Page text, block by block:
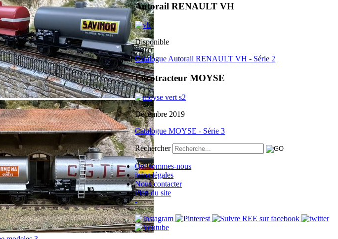
Autorail RENAULT VH
Disponible
Catalogue Autorail RENAULT VH - Série 2
Locotracteur MOYSE
Décembre 2019
Catalogue MOYSE - Série 3
Rechercher
Qui sommes-nous
infos légales
Nous contacter
Plan du site
-